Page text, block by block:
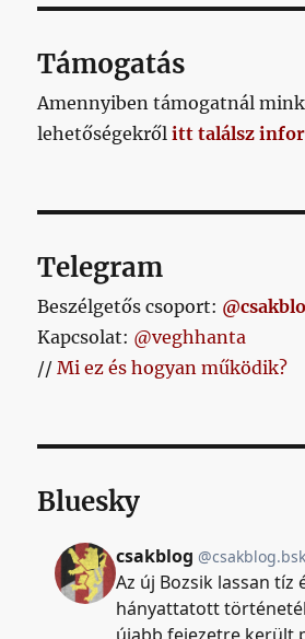
Támogatás
Amennyiben támogatnál
lehetőségekrőlitt találsz
Telegram
Beszélgetős csoport:
Kapcsolat: @veghhanta
//Mi ez és hogyan működik?
Bluesky